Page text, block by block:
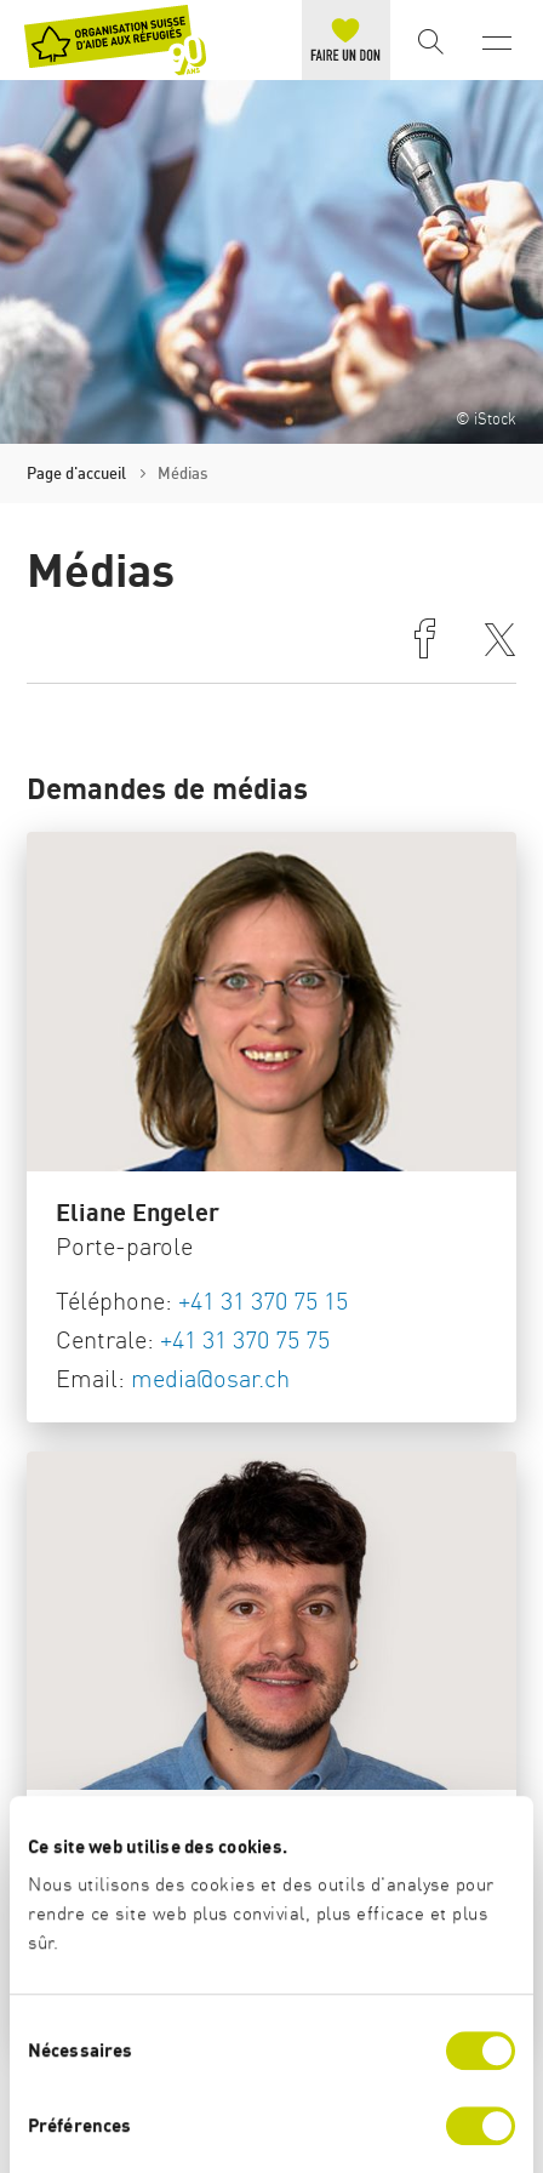
Ce site web utilise des cookies.
Nous utilisons des cookies et des outils d'analyse pour
rendre ce site web plus convivial, plus efficace et plus
sûr.
Nécessaires
Préférences
© iStock
Page d'accueil Médias
Médias
Demandes de médias
Eliane Engeler
Porte-parole
Téléphone: +41 31 370 75 15
Centrale: +41 31 370 75 75
Email: media@osar.ch
Téléphone:+41 31 370 75 15
Centrale:
Email:media@osar.ch
S'abonner aux communiqués de